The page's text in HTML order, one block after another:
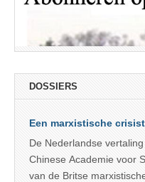
DOSSIERS
Een marxistische
De Nederlandse
Chinese Academie voor
van de Britse